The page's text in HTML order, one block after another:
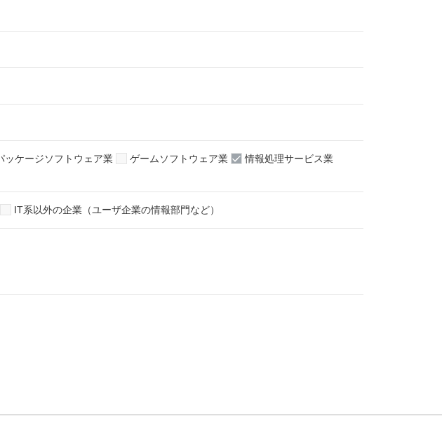
ッケージソフトウェア業 ゲームソフトウェア業
情報処理サービス業
IT系以外の企業（ユーザ企業の情報部門など）